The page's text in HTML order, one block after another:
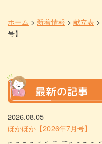
ホーム > 新着情報 > 献立表 >
号】
最新の記事
2026.08.05
ほかほか【2026年7月号】